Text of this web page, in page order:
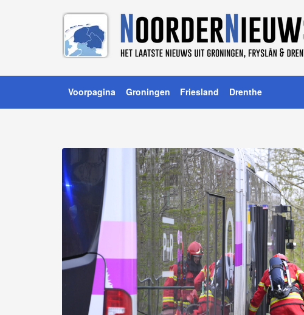
Voorpagina Groningen Friesland Drenthe